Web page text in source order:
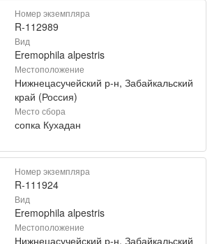
Номер экземпляра
R-112989
Вид
Eremophila alpestris
Местоположение
Нижнецасучейский р-н, Забайкальский
край (Россия)
Место сбора
сопка Кухадан
Номер экземпляра
R-111924
Вид
Eremophila alpestris
Местоположение
Нижнецасучейский р-н, Забайкальский